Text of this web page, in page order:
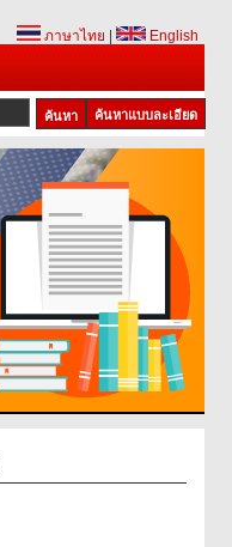
ภาษาไทย
English
ค้นหาแบบละเอียด